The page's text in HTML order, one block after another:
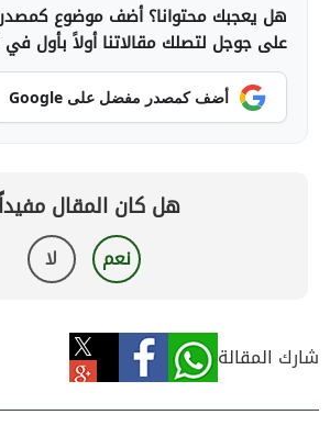
هل يعجبك محتوانا؟ أضف موضوع
على جوجل لتصلك مقالاتنا أولاً بأول في
أضف كمصدر مفضل على Google
هل كان المقال
نعم لا
شارك المقالة